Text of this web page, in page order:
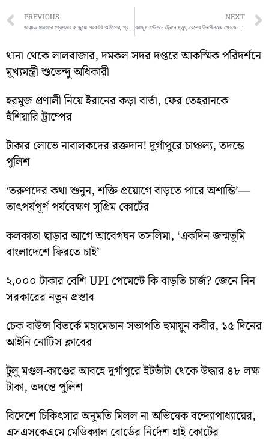
Prev
PREVIOUS
ডায়মন্ড হারবারে গ্রেপ্তার ৫ ভুয়ো সরকারি অফিসার, প্রতারণার জাল ফাঁস করল পুলিশ
NEXT
বরাভূম স্টেশনে ট্রেনে মৃত্যু, রেলের উদাসীনতায় ক্ষোভে ফেটে পড়ল স্থানীয়রা
থানা থেকে লালবাজার, দমকল সদর দপ্তরে আকস্মিক পরিদর্শনে
মুখ্যমন্ত্রী শুভেন্দু অধিকারী
হরমুজ প্রণালী নিয়ে ইরানের কড়া বার্তা, ফের তেহরানকে
হুঁশিয়ারি ট্রাম্পের
টাকার লোভে নাবালকদের রক্তদান! দুর্গাপুরে চাঞ্চল্য, তদন্তে
পুলিশ
‘তরুণদের কথা শুনুন, শক্তি প্রয়োগে বাড়তে পারে অশান্তি’—
তাৎপর্যপূর্ণ পর্যবেক্ষণ সুপ্রিম কোর্টের
কলকাতা ছাড়ার আগে আবেগঘন তসলিমা, ‘একদিন জন্মভূমি
বাংলাদেশে ফিরতে চাই’
২,০০০ টাকার বেশি UPI পেমেন্টে কি বাড়তি চার্জ? জেনে নিন
সরকারের নতুন প্রস্তাব
চেক বাউন্স বিতর্কে মহামেডান সভাপতি হুমায়ুন কবীর, ১৫ দিনের
আইনি নোটিস ক্লাবের
টুলু মণ্ডল-কাণ্ডের আবহে দুর্গাপুরে ইটভাঁটা থেকে উদ্ধার ৪৮ লক্ষ
টাকা, তদন্তে পুলিশ
বিদেশে চিকিৎসার অনুমতি মিলল না অভিষেক বন্দ্যোপাধ্যায়ের,
এসএসকেএমে মেডিক্যাল বোর্ডের নির্দেশ হাই কোর্টের